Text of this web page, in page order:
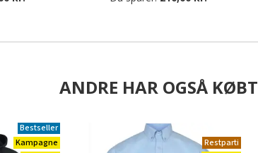
ANDRE HAR OGSÅ KØBT
Bestseller
Kampagne
Restparti